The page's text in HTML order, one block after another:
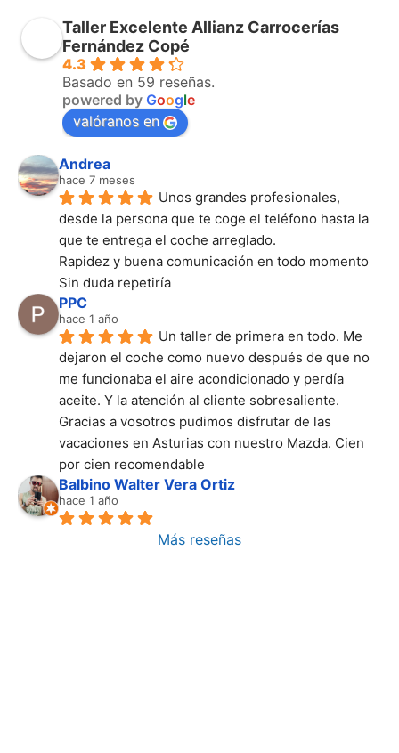
Taller Excelente Allianz Carrocerías
Fernández Copé
4.3
Basado en 59 reseñas.
powered by Google
valóranos en
Andrea
hace 7 meses
Unos grandes profesionales,
desde la persona que te coge el teléfono hasta la
que te entrega el coche arreglado.
Rapidez y buena comunicación en todo momento
Sin duda repetiría
PPC
hace 1 año
Un taller de primera en todo. Me
dejaron el coche como nuevo después de que no
me funcionaba el aire acondicionado y perdía
aceite. Y la atención al cliente sobresaliente.
Gracias a vosotros pudimos disfrutar de las
vacaciones en Asturias con nuestro Mazda. Cien
por cien recomendable
Balbino Walter Vera Ortiz
hace 1 año
Más reseñas